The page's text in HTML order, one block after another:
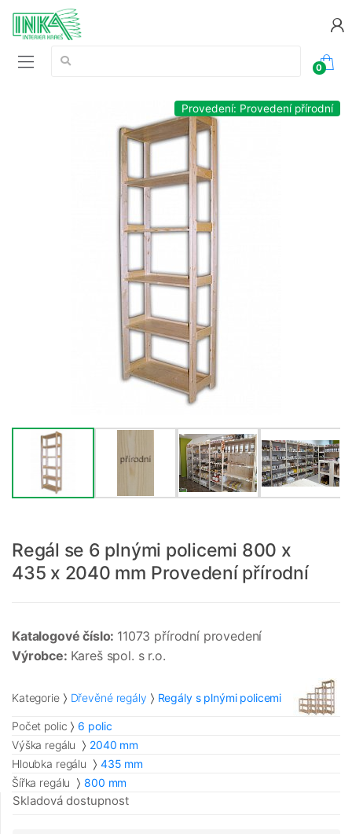
Vyhledávání:
0
Provedení: Provedení přírodní
Regál se 6 plnými policemi 800 x
435 x 2040 mm Provedení přírodní
Katalogové číslo: 11073 přírodní provedení
Výrobce: Kareš spol. s r.o.
Kategorie Dřevěné regály Regály s plnými policemi
Počet polic
6 polic
Výška regálu
2040 mm
Hloubka regálu
435 mm
Šířka regálu
800 mm
Skladová dostupnost